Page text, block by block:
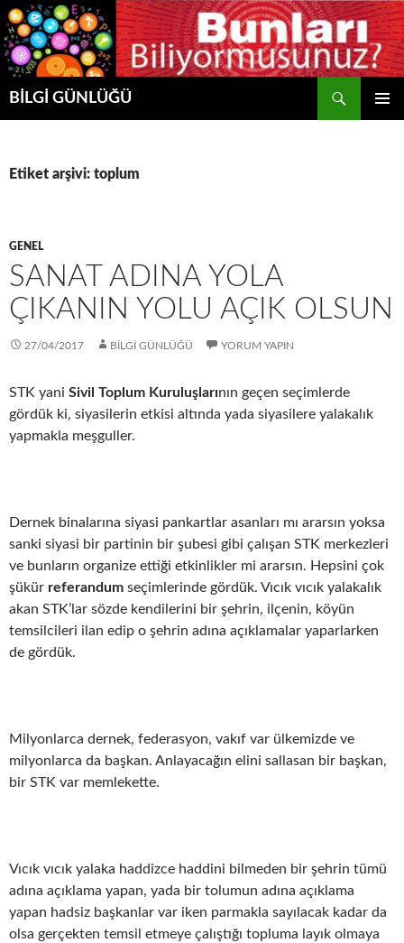
BİLGİ GÜNLÜĞÜ
Ara
Etiket arşivi: toplum
GENEL
SANAT ADINA YOLA
ÇIKANIN YOLU AÇIK OLSUN
27/04/2017 BİLGİ GÜNLÜĞÜ YORUM YAPIN
STK yani Sivil Toplum Kuruluşlarının geçen seçimlerde
gördük ki, siyasilerin etkisi altında yada siyasilere yalakalık
yapmakla meşguller.
Dernek binalarına siyasi pankartlar asanları mı ararsın yoksa
sanki siyasi bir partinin bir şubesi gibi çalışan STK merkezleri
ve bunların organize ettiği etkinlikler mi ararsın. Hepsini çok
şükür referandum seçimlerinde gördük. Vıcık vıcık yalakalık
akan STK’lar sözde kendilerini bir şehrin, ilçenin, köyün
temsilcileri ilan edip o şehrin adına açıklamalar yaparlarken
de gördük.
Milyonlarca dernek, federasyon, vakıf var ülkemizde ve
milyonlarca da başkan. Anlayacağın elini sallasan bir başkan,
bir STK var memlekette.
Vıcık vıcık yalaka haddizce haddini bilmeden bir şehrin tümü
adına açıklama yapan, yada bir tolumun adına açıklama
yapan hadsiz başkanlar var iken parmakla sayılacak kadar da
olsa gerçekten temsil etmeye çalıştığı topluma layık olmaya